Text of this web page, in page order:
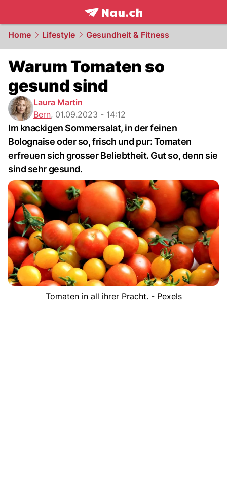
frontpage.NAU.ch
Home Lifestyle Gesundheit & Fitness
Warum Tomaten so
gesund sind
Laura Martin
Bern, 01.09.2023 - 14:12
Im knackigen Sommersalat, in der feinen
Bolognaise oder so, frisch und pur: Tomaten
erfreuen sich grosser Beliebtheit. Gut so, denn sie
sind sehr gesund.
Tomaten in all ihrer Pracht. - Pexels